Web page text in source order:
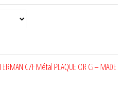
C/F Métal PLAQUE OR G – MADE